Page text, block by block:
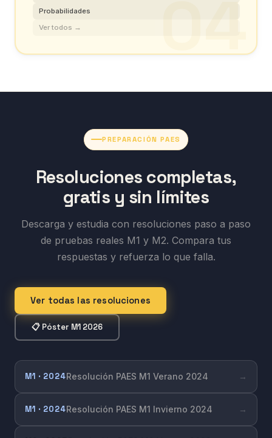
Probabilidades
Ver todos →
PREPARACIÓN PAES
Resoluciones completas,
gratis y sin límites
Descarga y estudia con resoluciones paso a paso
de pruebas reales M1 y M2. Compara tus
respuestas y refuerza lo que falla.
Ver todas las resoluciones
📋 Póster M1 2026
M1 · 2024Resolución PAES M1 Verano 2024 →
M1 · 2024Resolución PAES M1 Invierno 2024 →